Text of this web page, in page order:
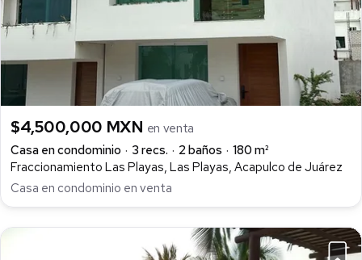
$4,500,000 MXN en venta
Casa en condominio
3 recs. 2 baños
180 m²
Fraccionamiento Las Playas, Las Playas, Acapulco de Juárez
Casa en condominio en venta